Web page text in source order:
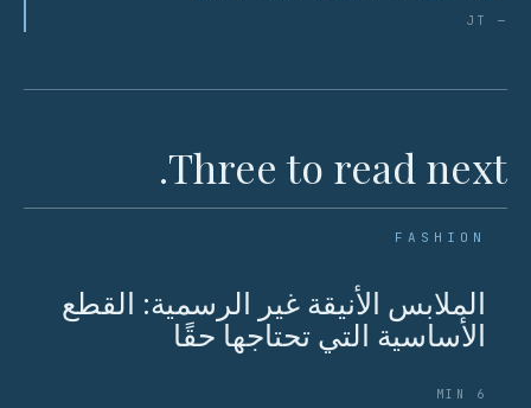
— JT
Three to read next.
FASHION
الملابس الأنيقة غير الرسمية: القطع
الأساسية التي تحتاجها حقًا
6 MIN